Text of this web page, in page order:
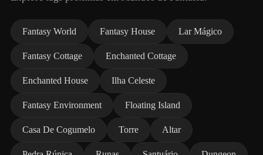
Fantasy World Fantasy House Lar Mágico
Fantasy Cottage Enchanted Cottage
Enchanted House Ilha Celeste
Fantasy Environment Floating Island
Casa De Cogumelo Torre Altar